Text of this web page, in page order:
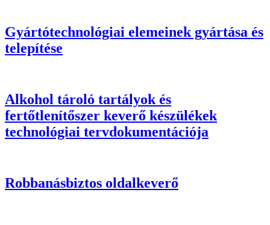
Gyártótechnológiai elemeinek gyártása és
telepítése
Alkohol tároló tartályok és
fertőtlenítőszer keverő készülékek
technológiai tervdokumentációja
Robbanásbiztos oldalkeverő